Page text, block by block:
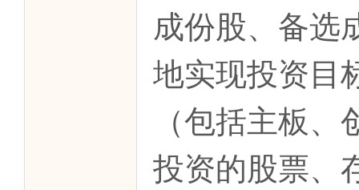
成份股、备选
地实现投资目
（包括主板
投资的股票、